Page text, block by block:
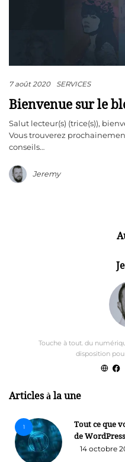
7 août 2020 SERVICES
Bienvenue sur le
Salut lecteur(s) (trice(s)),
Vous trouverez
conseils…
Jeremy
Touche à tout. du
disposition
Articles à la une
1
Tout ce que
de WordPress
14 octobre